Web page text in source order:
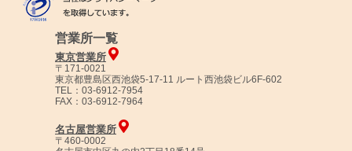
営業所一覧
東京営業所
〒171-0021
東京都豊島区西池袋5-17-11 ルート西池袋ビル6F-602
TEL：03-6912-7954
FAX：03-6912-7964
名古屋営業所
〒460-0002